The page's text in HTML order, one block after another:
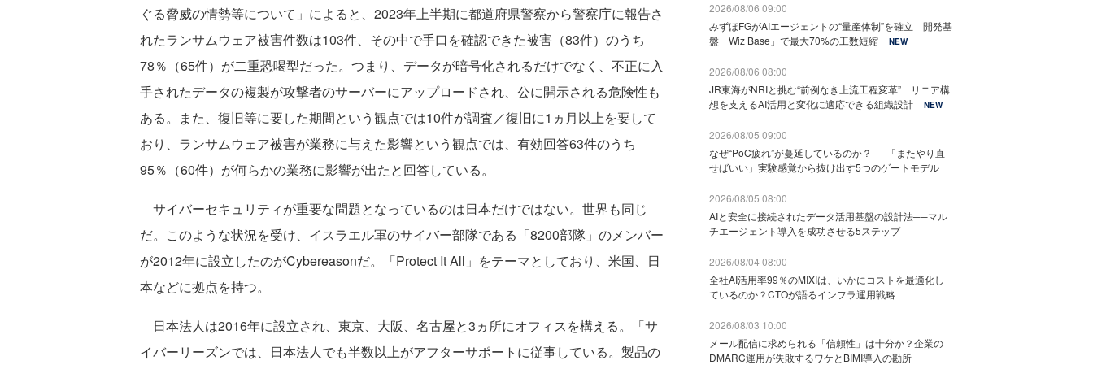
ぐる脅威の情勢等について」によると、2023年上半期に都道府県警察から警察庁に報告さ
れたランサムウェア被害件数は103件、その中で手口を確認できた被害（83件）のうち
78％（65件）が二重恐喝型だった。つまり、データが暗号化されるだけでなく、不正に入
手されたデータの複製が攻撃者のサーバーにアップロードされ、公に開示される危険性も
ある。また、復旧等に要した期間という観点では10件が調査／復旧に1ヵ月以上を要して
おり、ランサムウェア被害が業務に与えた影響という観点では、有効回答63件のうち
95％（60件）が何らかの業務に影響が出たと回答している。
サイバーセキュリティが重要な問題となっているのは日本だけではない。世界も同じ
だ。このような状況を受け、イスラエル軍のサイバー部隊である「8200部隊」のメンバー
が2012年に設立したのがCybereasonだ。「Protect It All」をテーマとしており、米国、日
本などに拠点を持つ。
日本法人は2016年に設立され、東京、大阪、名古屋と3ヵ所にオフィスを構える。「サ
イバーリーズンでは、日本法人でも半数以上がアフターサポートに従事している。製品の
2026/08/06 09:00
みずほFGがAIエージェントの“量産体制”を確立 開発基
盤「Wiz Base」で最大70%の工数短縮
NEW
2026/08/06 08:00
JR東海がNRIと挑む“前例なき上流工程変革” リニア構
想を支えるAI活用と変化に適応できる組織設計
NEW
2026/08/05 09:00
なぜ“PoC疲れ”が蔓延しているのか？──「またやり直
せばいい」実験感覚から抜け出す5つのゲートモデル
2026/08/05 08:00
AIと安全に接続されたデータ活用基盤の設計法──マル
チエージェント導入を成功させる5ステップ
2026/08/04 08:00
全社AI活用率99％のMIXIは、いかにコストを最適化し
ているのか？CTOが語るインフラ運用戦略
2026/08/03 10:00
メール配信に求められる「信頼性」は十分か？企業の
DMARC運用が失敗するワケとBIMI導入の勘所